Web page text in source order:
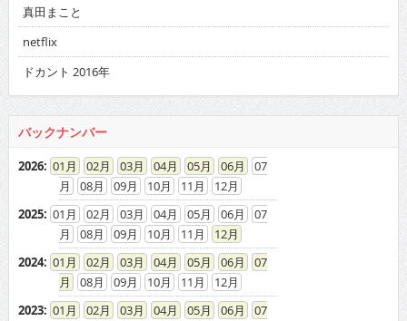
真田まこと
netflix
ドカント 2016年
バックナンバー
2026: 01 02 03 04 05 06
07
08
09 10 11
12
2025: 01 02 03 04 05 06
07
08
09 10 11
12
2024: 01 02 03 04 05 06
07
08
09 10 11
12
2023: 01 02 03 04 05 06
07